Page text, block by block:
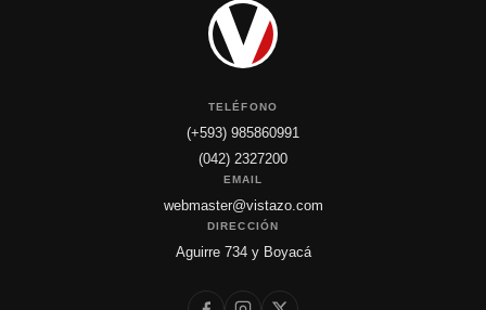
TELÉFONO
(+593) 985860991
(042) 2327200
EMAIL
webmaster@vistazo.com
DIRECCIÓN
Aguirre 734 y Boyacá